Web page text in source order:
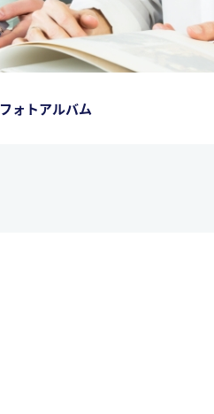
フォトアルバム